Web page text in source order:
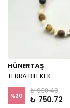
HÜNERTAŞ
TERRA BİLEKLİK
%20
₺ 938.40
₺ 750.72